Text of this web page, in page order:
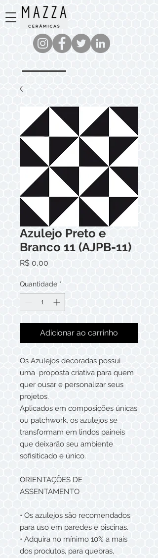
Azulejo Preto e
Branco 11 (AJPB-11)
R$ 0,00
Quantidade *
Adicionar ao carrinho
Os Azulejos decoradas possui
uma proposta criativa para quem
quer ousar e personalizar seus
projetos.
Aplicados em composições únicas
ou patchwork, os azulejos se
transformam em lindos paineis
que deixarão seu ambiente
sofisiticado e único.
ORIENTAÇÕES DE
ASSENTAMENTO
• Os azulejos são recomendados
para uso em paredes e piscinas.
• Adquira no mínimo 10% a mais
dos produtos, para quebras,